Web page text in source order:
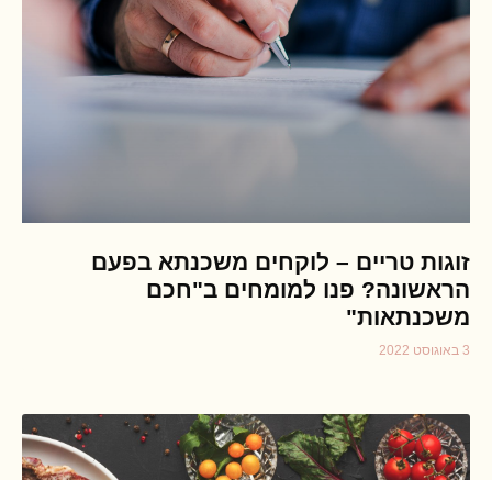
זוגות טריים – לוקחים משכנתא בפעם
הראשונה? פנו למומחים ב"חכם
משכנתאות"
3 באוגוסט 2022